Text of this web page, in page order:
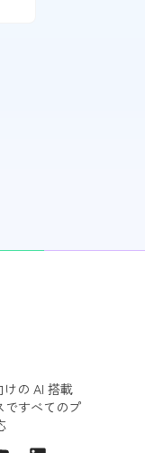
の AI 搭載
ですべてのプ